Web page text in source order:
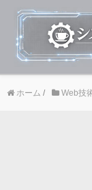
ホーム / Web技